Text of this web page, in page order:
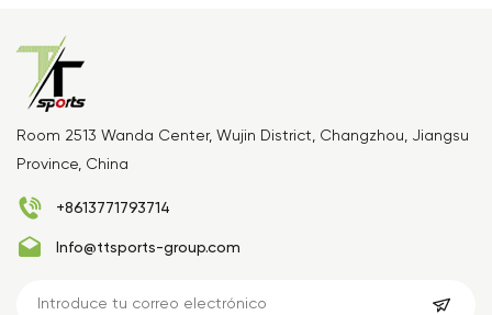
Room 2513 Wanda Center, Wujin District, Changzhou, Jiangsu
Province, China
+8613771793714
Info@ttsports-group.com